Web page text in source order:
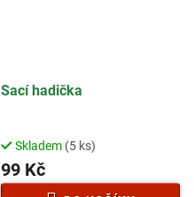
Sací hadička
Skladem (5 ks)
99 Kč